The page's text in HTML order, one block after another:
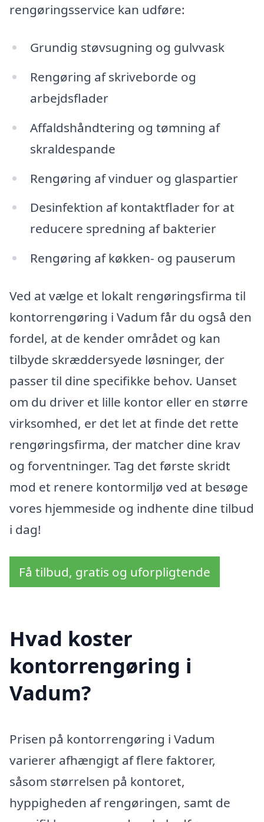
rengøringsservice kan udføre:
Grundig støvsugning og gulvvask
Rengøring af skriveborde og
arbejdsflader
Affaldshåndtering og tømning af
skraldespande
Rengøring af vinduer og glaspartier
Desinfektion af kontaktflader for at
reducere spredning af bakterier
Rengøring af køkken- og pauserum
Ved at vælge et lokalt rengøringsfirma til
kontorrengøring i Vadum får du også den
fordel, at de kender området og kan
tilbyde skræddersyede løsninger, der
passer til dine specifikke behov. Uanset
om du driver et lille kontor eller en større
virksomhed, er det let at finde det rette
rengøringsfirma, der matcher dine krav
og forventninger. Tag det første skridt
mod et renere kontormiljø ved at besøge
vores hjemmeside og indhente dine tilbud
i dag!
Få tilbud, gratis og uforpligtende
Hvad koster
kontorrengøring i
Vadum?
Prisen på kontorrengøring i Vadum
varierer afhængigt af flere faktorer,
såsom størrelsen på kontoret,
hyppigheden af rengøringen, samt de